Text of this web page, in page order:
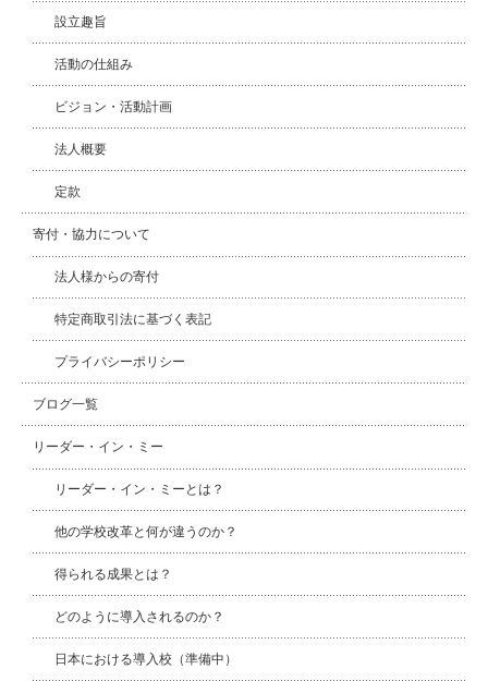
設立趣旨
活動の仕組み
ビジョン・活動計画
法人概要
定款
寄付・協力について
法人様からの寄付
特定商取引法に基づく表記
プライバシーポリシー
ブログ一覧
リーダー・イン・ミー
リーダー・イン・ミーとは？
他の学校改革と何が違うのか？
得られる成果とは？
どのように導入されるのか？
日本における導入校（準備中）